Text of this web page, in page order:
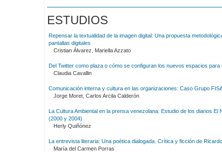
ESTUDIOS
Repensar la textualidad de la imagen digital: Una propuesta
pantallas digitales
Cristian Álvarez, Mariella Azzato
Del Twitter como plaza o cómo se configuran los nuevos espacios para
Claudia Cavallin
Comunicación interna y cultura en las organizaciones: Caso Grupo
Jorge Moret, Carlos Arcila Calderón
La Cultura Ambiental en la prensa venezolana: Estudio de los diarios El
(2000 y 2004)
Herly Quiñónez
La entrevista literaria: Una poética dialogada. Crítica y ficción de
María del Carmen Porras